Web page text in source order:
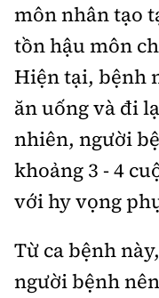
môn nhân tạo
tồn hậu môn
Hiện tại, bệnh
ăn uống và đi
nhiên, người
khoảng 3 - 4
với hy vọng
Từ ca bệnh
người bệnh